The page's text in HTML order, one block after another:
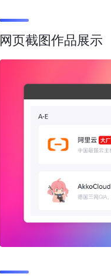
网页截图作品展示